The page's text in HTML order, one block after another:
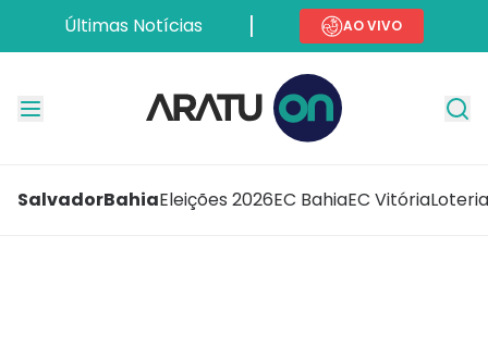
Últimas Notícias AO VIVO
SalvadorBahiaEleições 2026EC BahiaEC Vitória